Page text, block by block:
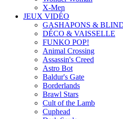
X-Men
JEUX VIDÉO
GASHAPONS &
DÉCO & VAISSELLE
FUNKO POP!
Animal Crossing
Assassin's Creed
Astro Bot
Baldur's Gate
Borderlands
Brawl Stars
Cult of the Lamb
Cuphead